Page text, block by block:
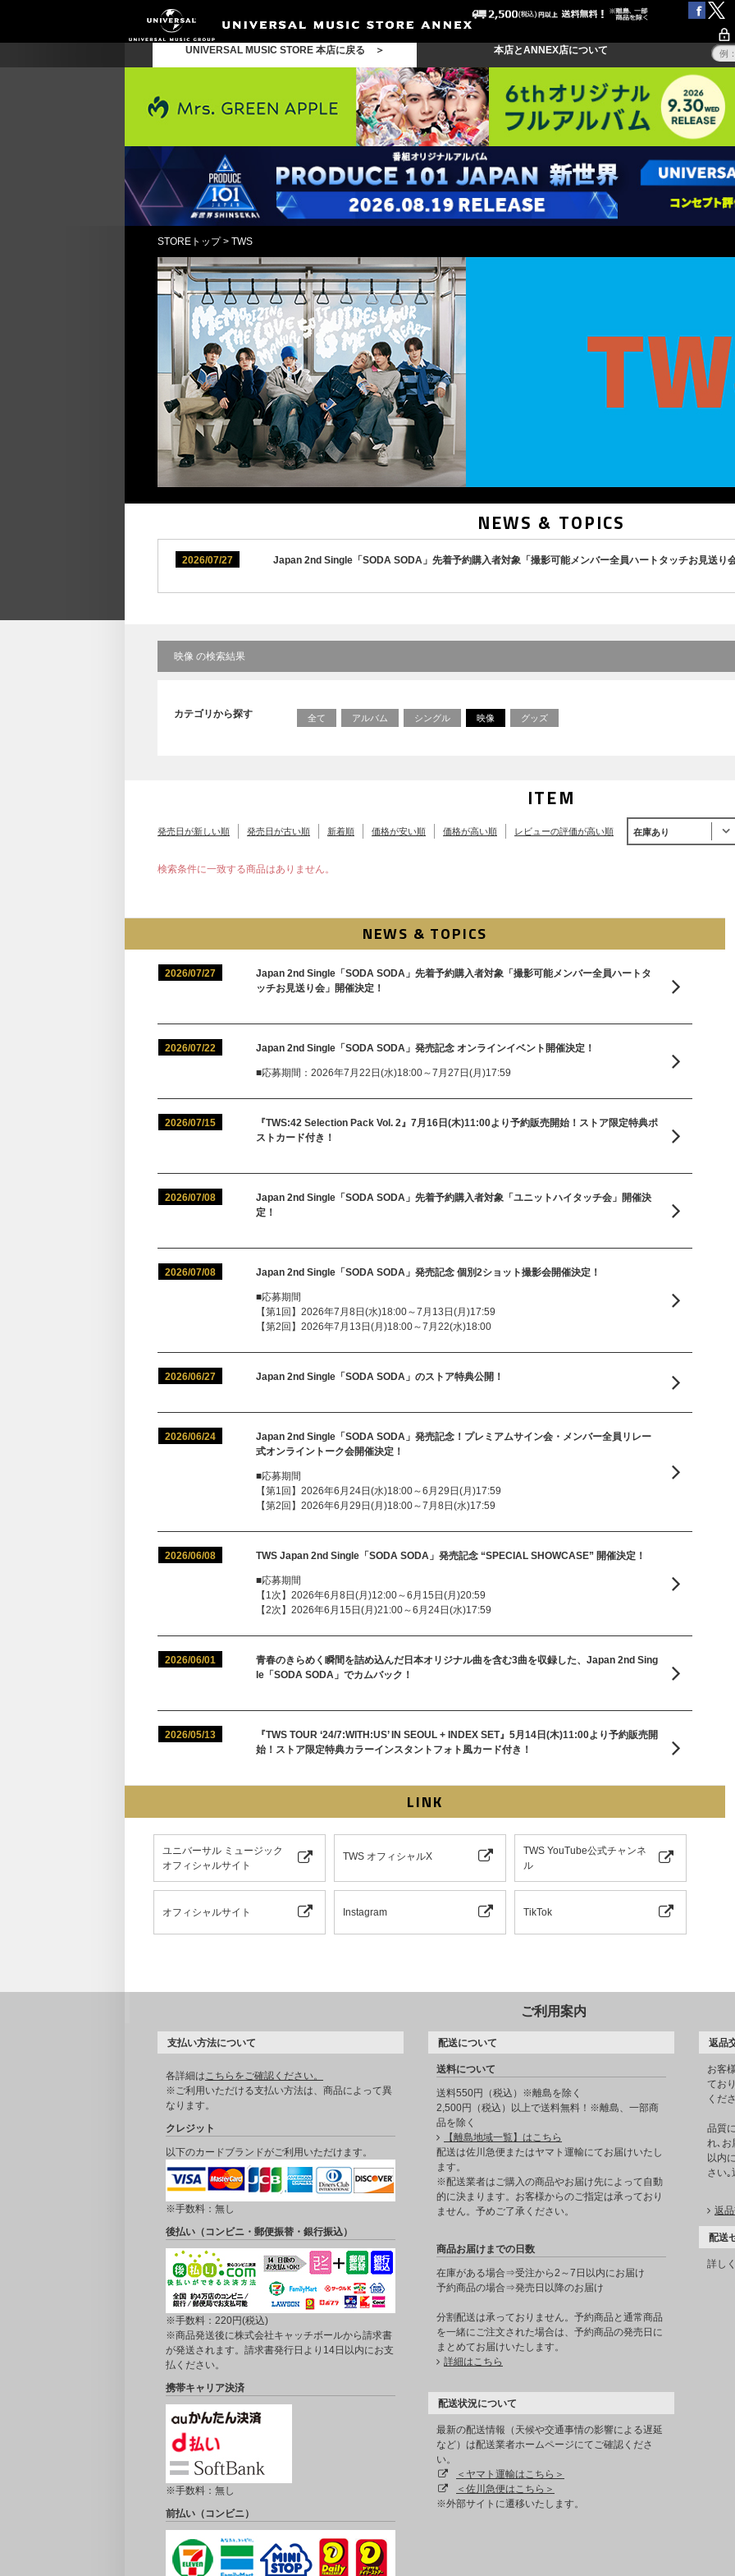
UNIVERSAL MUSIC STORE 本店に戻る ＞ 本店とANNEX店について
STOREトップ> TWS
NEWS & TOPICS
2026/07/27 Japan 2nd Single「SODA SODA」先着予約購入者対象「撮影可能メンバー全員ハートタッチお見送り
映像 の検索結果
カテゴリから探す 全て アルバム シングル 映像 グッズ
ITEM
発売日が新しい順 発売日が古い順 新着順 価格が安い順 価格が高い順 レビューの評価が高い順 在庫あり
検索条件に一致する商品はありません。
NEWS & TOPICS
2026/07/27
Japan 2nd Single「SODA SODA」先着予約購入者対象「撮影可能メンバー全員ハートタ
ッチお見送り会」開催決定！
2026/07/22 Japan 2nd Single「SODA SODA」発売記念 オンラインイベント開催決定！
■応募期間：2026年7月22日(水)18:00～7月27日(月)17:59
2026/07/15
『TWS:42 Selection Pack Vol. 2』7月16日(木)11:00より予約販売開始！ストア限定特典ポ
ストカード付き！
2026/07/08
Japan 2nd Single「SODA SODA」先着予約購入者対象「ユニットハイタッチ会」開催決
定！
2026/07/08 Japan 2nd Single「SODA SODA」発売記念 個別2ショット撮影会開催決定！
■応募期間
【第1回】2026年7月8日(水)18:00～7月13日(月)17:59
【第2回】2026年7月13日(月)18:00～7月22(水)18:00
2026/06/27 Japan 2nd Single「SODA SODA」のストア特典公開！
2026/06/24
Japan 2nd Single「SODA SODA」発売記念！プレミアムサイン会・メンバー全員リレー
式オンライントーク会開催決定！
■応募期間
【第1回】2026年6月24日(水)18:00～6月29日(月)17:59
【第2回】2026年6月29日(月)18:00～7月8日(水)17:59
2026/06/08 TWS Japan 2nd Single「SODA SODA」発売記念 “SPECIAL SHOWCASE” 開催決定！
■応募期間
【1次】2026年6月8日(月)12:00～6月15日(月)20:59
【2次】2026年6月15日(月)21:00～6月24日(水)17:59
2026/06/01
青春のきらめく瞬間を詰め込んだ日本オリジナル曲を含む3曲を収録した、Japan 2nd Sing
le「SODA SODA」でカムバック！
2026/05/13
『TWS TOUR ‘24/7:WITH:US’ IN SEOUL + INDEX SET』5月14日(木)11:00より予約販売開
始！ストア限定特典カラーインスタントフォト風カード付き！
LINK
ユニバーサル ミュージック
オフィシャルサイト
TWS オフィシャルX
TWS YouTube公式チャンネ
ル
オフィシャルサイト Instagram TikTok
ご利用案内
支払い方法について
各詳細はこちらをご確認ください。
※ご利用いただける支払い方法は、商品によって異
なります。
クレジット
以下のカードブランドがご利用いただけます。
※手数料：無し
後払い（コンビニ・郵便振替・銀行振込）
※手数料：220円(税込)
※商品発送後に株式会社キャッチボールから請求書
が発送されます。請求書発行日より14日以内にお支
払ください。
携帯キャリア決済
※手数料：無し
前払い（コンビニ）
配送について
送料について
送料550円（税込）※離島を除く
2,500円（税込）以上で送料無料！※離島、一部商
品を除く
【離島地域一覧】はこちら
配送は佐川急便またはヤマト運輸にてお届けいたし
ます。
※配送業者はご購入の商品やお届け先によって自動
的に決まります。お客様からのご指定は承っており
ません。予めご了承ください。
商品お届けまでの日数
在庫がある場合⇒受注から2～7日以内にお届け
予約商品の場合⇒発売日以降のお届け
分割配送は承っておりません。予約商品と通常商品
を一緒にご注文された場合は、予約商品の発売日に
まとめてお届けいたします。
詳細はこちら
配送状況について
最新の配送情報（天候や交通事情の影響による遅延
など）は配送業者ホームページにてご確認くださ
い。
＜ヤマト運輸はこちら＞
＜佐川急便はこちら＞
※外部サイトに遷移いたします。
返品
お客
てお
くだ
品質
れ､お
以内
さい｡
返
配送
詳し